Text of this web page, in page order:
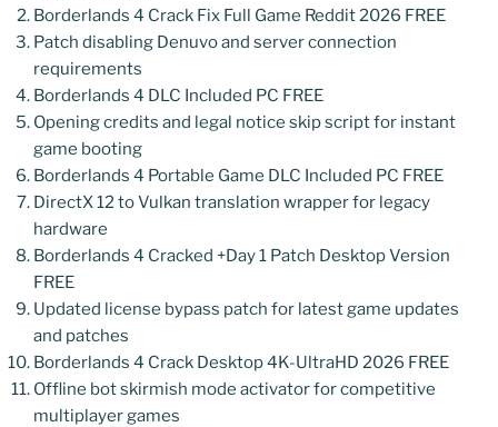
Borderlands 4 Crack Fix Full Game Reddit 2026 FREE
Patch disabling Denuvo and server connection
requirements
Borderlands 4 DLC Included PC FREE
Opening credits and legal notice skip script for instant
game booting
Borderlands 4 Portable Game DLC Included PC FREE
DirectX 12 to Vulkan translation wrapper for legacy
hardware
Borderlands 4 Cracked +Day 1 Patch Desktop Version
FREE
Updated license bypass patch for latest game updates
and patches
Borderlands 4 Crack Desktop 4K-UltraHD 2026 FREE
Offline bot skirmish mode activator for competitive
multiplayer games